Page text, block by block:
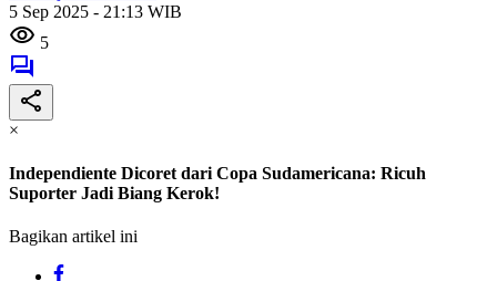
5 Sep 2025 - 21:13 WIB
5
×
Independiente Dicoret dari Copa Sudamericana: Ricuh
Suporter Jadi Biang Kerok!
Bagikan artikel ini